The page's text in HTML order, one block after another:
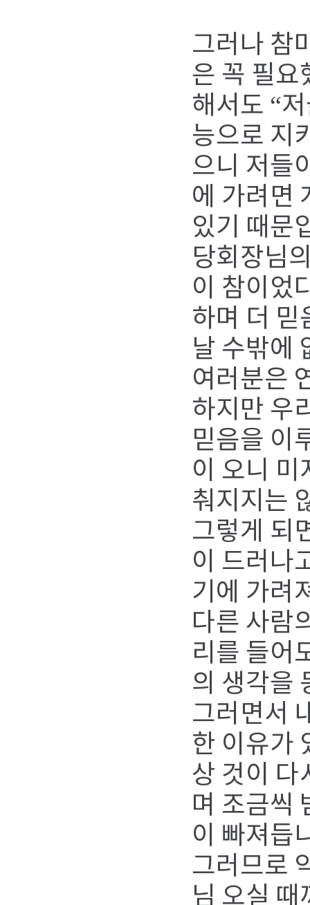
그러나 참
은 꼭 필요
해서도 “
능으로 지
으니 저들
에 가려면
있기 때문
당회장님
이 참이었
하며 더 믿
날 수밖에
여러분은
하지만 우
믿음을 이
이 오니
춰지지는
그렇게 되
이 드러나
기에 가려
다른 사람
리를 들어
의 생각을
그러면서
한 이유가
상 것이 다
며 조금씩
이 빠져듭
그러므로
님 오실